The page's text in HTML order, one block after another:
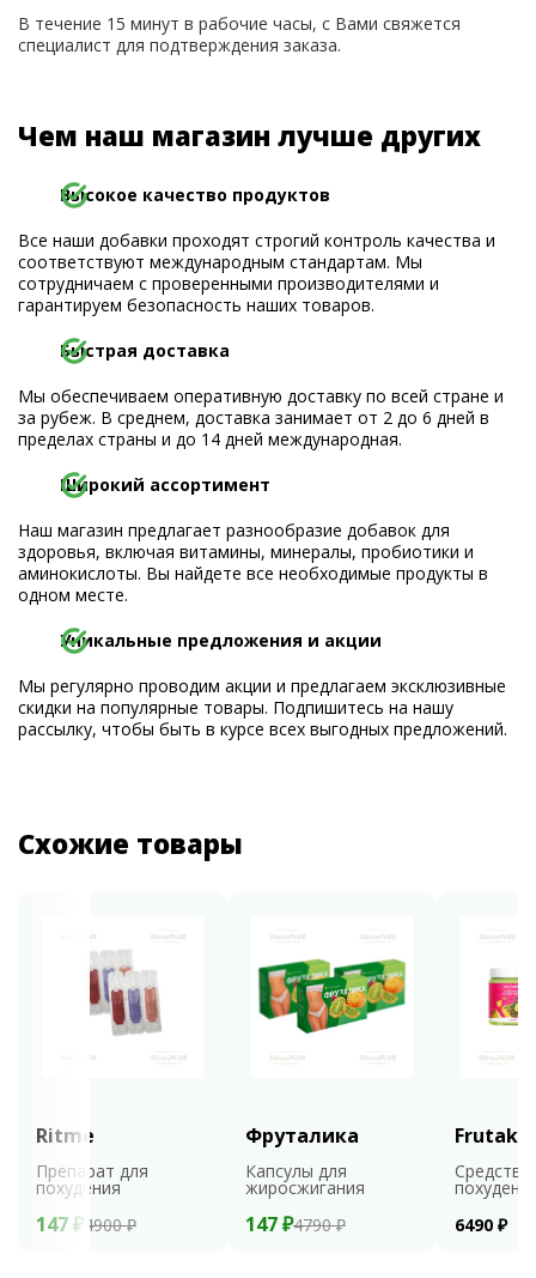
В течение 15 минут в рабочие часы, с Вами свяжется
специалист для подтверждения заказа.
Чем наш магазин лучше других
Высокое качество продуктов
Все наши добавки проходят строгий контроль качества и
соответствуют международным стандартам. Мы
сотрудничаем с проверенными производителями и
гарантируем безопасность наших товаров.
Быстрая доставка
Мы обеспечиваем оперативную доставку по всей стране и
за рубеж. В среднем, доставка занимает от 2 до 6 дней в
пределах страны и до 14 дней международная.
Широкий ассортимент
Наш магазин предлагает разнообразие добавок для
здоровья, включая витамины, минералы, пробиотики и
аминокислоты. Вы найдете все необходимые продукты в
одном месте.
Уникальные предложения и акции
Мы регулярно проводим акции и предлагаем эксклюзивные
скидки на популярные товары. Подпишитесь на нашу
рассылку, чтобы быть в курсе всех выгодных предложений.
Схожие товары
Ritme
Препарат для
похудения
147 ₽ 4900 ₽
Фруталика
Капсулы для
жиросжигания
147 ₽4790 ₽
6490 ₽